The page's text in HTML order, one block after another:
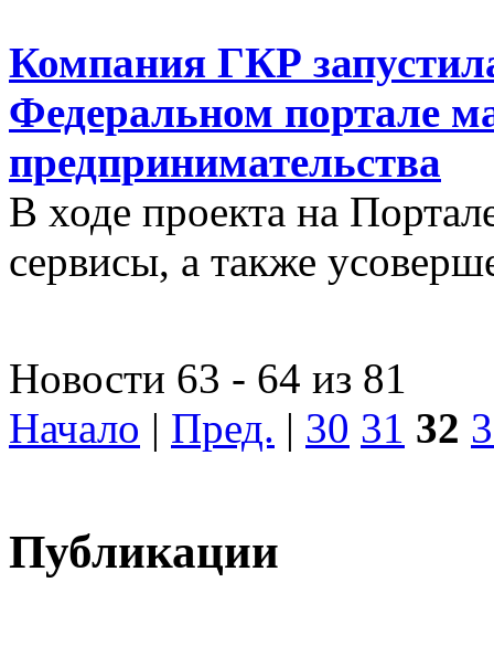
Компания ГКР
Федеральном портале
предпринимательства
В ходе проекта на
сервисы, а также
Новости 63 - 64 из 81
Начало | Пред. | 30 31 32
Публикации